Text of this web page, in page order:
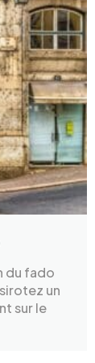
du fado
un
sur le